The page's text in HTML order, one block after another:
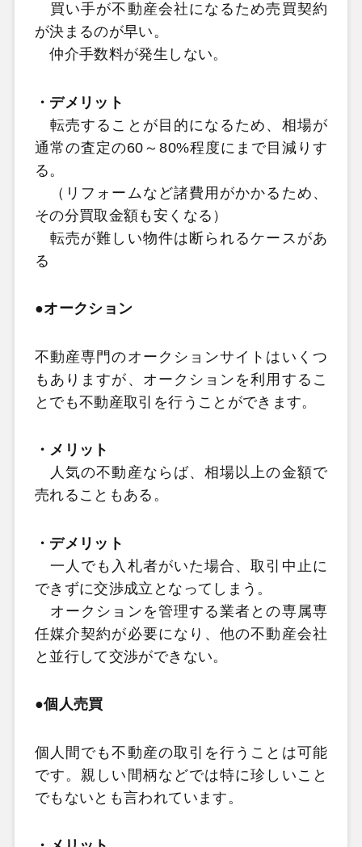
買い手が不動産会社になるため売買契約
が決まるのが早い。
仲介手数料が発生しない。
・デメリット
転売することが目的になるため、相場が
通常の査定の60～80%程度にまで目減りす
る。
（リフォームなど諸費用がかかるため、
その分買取金額も安くなる）
転売が難しい物件は断られるケースがあ
る
●オークション
不動産専門のオークションサイトはいくつ
もありますが、オークションを利用するこ
とでも不動産取引を行うことができます。
・メリット
人気の不動産ならば、相場以上の金額で
売れることもある。
・デメリット
一人でも入札者がいた場合、取引中止に
できずに交渉成立となってしまう。
オークションを管理する業者との専属専
任媒介契約が必要になり、他の不動産会社
と並行して交渉ができない。
●個人売買
個人間でも不動産の取引を行うことは可能
です。親しい間柄などでは特に珍しいこと
でもないとも言われています。